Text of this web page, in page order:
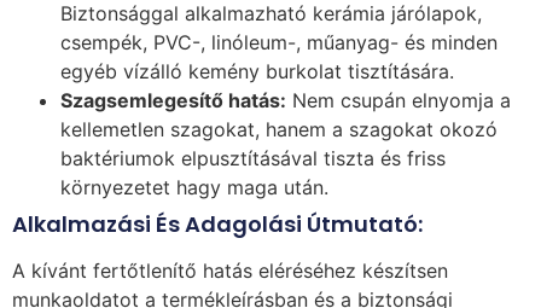
Biztonsággal alkalmazható kerámia járólapok,
csempék, PVC-, linóleum-, műanyag- és minden
egyéb vízálló kemény burkolat tisztítására.
Szagsemlegesítő hatás: Nem csupán elnyomja a
kellemetlen szagokat, hanem a szagokat okozó
baktériumok elpusztításával tiszta és friss
környezetet hagy maga után.
Alkalmazási És Adagolási Útmutató:
A kívánt fertőtlenítő hatás eléréséhez készítsen
munkaoldatot a termékleírásban és a biztonsági